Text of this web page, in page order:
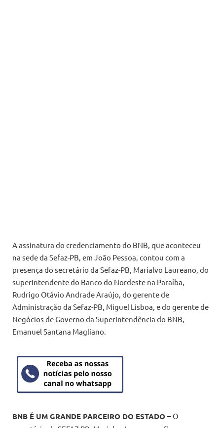
A assinatura do credenciamento do BNB, que aconteceu
na sede da Sefaz-PB, em João Pessoa, contou com a
presença do secretário da Sefaz-PB, Marialvo Laureano, do
superintendente do Banco do Nordeste na Paraíba,
Rudrigo Otávio Andrade Araújo, do gerente de
Administração da Sefaz-PB, Miguel Lisboa, e do gerente de
Negócios de Governo da Superintendência do BNB,
Emanuel Santana Magliano.
BNB É UM GRANDE PARCEIRO DO ESTADO – O